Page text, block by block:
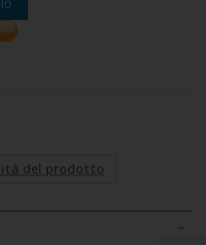
del prodotto